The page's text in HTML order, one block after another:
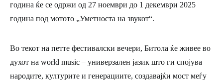
година ќе се одржи од 27 ноември до 1 декември 2025
година под мотото „Уметноста на звукот“.
Во текот на петте фестивалски вечери, Битола ќе живее во
духот на world music – универзален јазик што ги спојува
народите, културите и генерациите, создавајќи мост меѓу